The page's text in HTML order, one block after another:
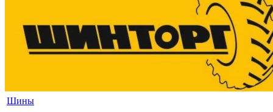
Шины